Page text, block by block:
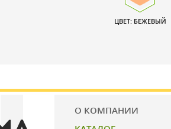
ЦВЕТ: БЕЖЕВЫЙ
О КОМПАНИИ